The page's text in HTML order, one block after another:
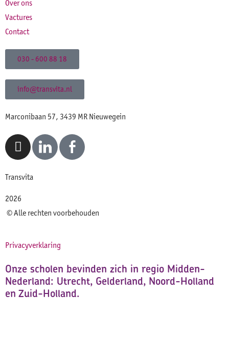
Over ons
Vactures
Contact
030 - 600 88 18
info@transvita.nl
Marconibaan 57, 3439 MR Nieuwegein
Transvita
2026
© Alle rechten voorbehouden
Privacyverklaring
Onze scholen bevinden zich in regio Midden-
Nederland: Utrecht, Gelderland, Noord-Holland
en Zuid-Holland.